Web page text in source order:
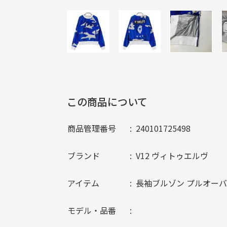
この商品について
商品管理番号 240101725498
ブランド V12 ヴィトゥエルヴ
アイテム 長袖ブルゾン プルオー
モデル・品番